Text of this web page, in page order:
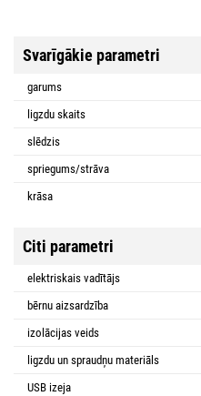
Svarīgākie parametri
garums
ligzdu skaits
slēdzis
spriegums/strāva
krāsa
Citi parametri
elektriskais vadītājs
bērnu aizsardzība
izolācijas veids
ligzdu un spraudņu materiāls
USB izeja